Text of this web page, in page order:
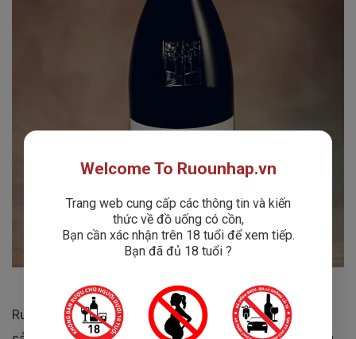
Rượu Vang Torbreck The Struie là một trong những
Welcome To Ruounhap.vn
Trang web cung cấp các thông tin và kiến
thức về đồ uống có cồn,
Bạn cần xác nhận trên 18 tuổi để xem tiếp.
Bạn đã đủ 18 tuổi ?